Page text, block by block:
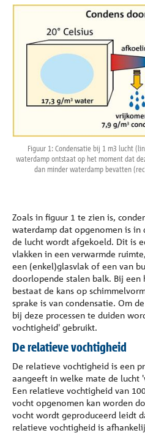
Bouwfysica Portaal
Referenties
Onderneming
Contact
Figuur 1: Condensatie bij 1 m3 lucht
waterdamp ontstaat op het moment dat
dan minder waterdamp bevatten
Zoals in figuur 1 te zien is,
waterdamp dat opgenomen is
de lucht wordt afgekoeld. Dit is
vlakken in een verwarmde
een (enkel)glasvlak of een van
doorlopende stalen balk. Bij een
bestaat de kans op
sprake is van condensatie. Om
bij deze processen te duiden
vochtigheid' gebruikt.
De relatieve vochtigheid
De relatieve vochtigheid is een
aangeeft in welke mate de lucht
Een relatieve vochtigheid van
vocht opgenomen kan worden
vocht wordt geproduceerd leidt
relatieve vochtigheid is